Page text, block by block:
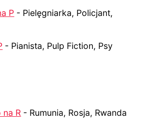
P - Pielęgniarka, Policjant,
- Pianista, Pulp Fiction, Psy
na R - Rumunia, Rosja, Rwanda